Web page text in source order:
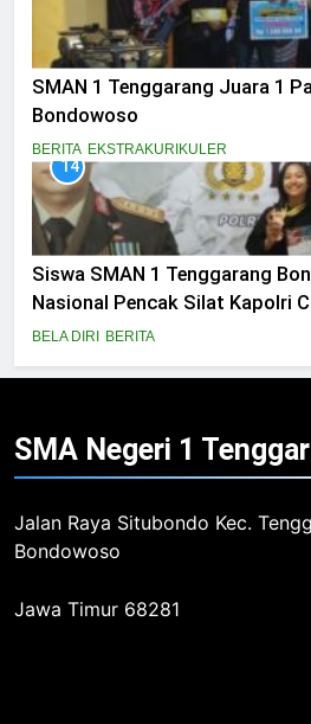
SMAN 1 Tenggarang Juara 1
Bondowoso
BERITA EKSTRAKURIKULER
14
Siswa SMAN 1 Tenggarang
Nasional Pencak Silat Kapolri
BELA DIRI BERITA
SMA Negeri 1
Jalan Raya Situbondo Kec.
Bondowoso
Jawa Timur 68281